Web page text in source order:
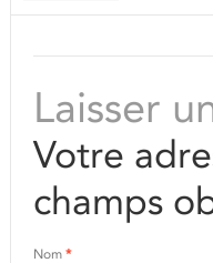
Laisser
Votre
champs
Nom *